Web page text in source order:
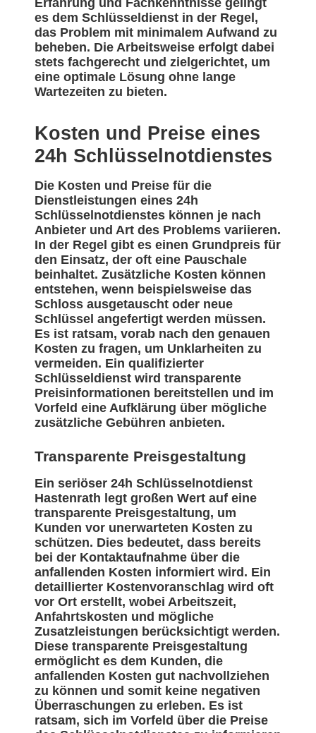
Erfahrung und Fachkenntnisse gelingt
es dem Schlüsseldienst in der Regel,
das Problem mit minimalem Aufwand zu
beheben. Die Arbeitsweise erfolgt dabei
stets fachgerecht und zielgerichtet, um
eine optimale Lösung ohne lange
Wartezeiten zu bieten.
Kosten und Preise eines
24h Schlüsselnotdienstes
Die Kosten und Preise für die
Dienstleistungen eines 24h
Schlüsselnotdienstes können je nach
Anbieter und Art des Problems variieren.
In der Regel gibt es einen Grundpreis für
den Einsatz, der oft eine Pauschale
beinhaltet. Zusätzliche Kosten können
entstehen, wenn beispielsweise das
Schloss ausgetauscht oder neue
Schlüssel angefertigt werden müssen.
Es ist ratsam, vorab nach den genauen
Kosten zu fragen, um Unklarheiten zu
vermeiden. Ein qualifizierter
Schlüsseldienst wird transparente
Preisinformationen bereitstellen und im
Vorfeld eine Aufklärung über mögliche
zusätzliche Gebühren anbieten.
Transparente Preisgestaltung
Ein seriöser 24h Schlüsselnotdienst
Hastenrath legt großen Wert auf eine
transparente Preisgestaltung, um
Kunden vor unerwarteten Kosten zu
schützen. Dies bedeutet, dass bereits
bei der Kontaktaufnahme über die
anfallenden Kosten informiert wird. Ein
detaillierter Kostenvoranschlag wird oft
vor Ort erstellt, wobei Arbeitszeit,
Anfahrtskosten und mögliche
Zusatzleistungen berücksichtigt werden.
Diese transparente Preisgestaltung
ermöglicht es dem Kunden, die
anfallenden Kosten gut nachvollziehen
zu können und somit keine negativen
Überraschungen zu erleben. Es ist
ratsam, sich im Vorfeld über die Preise